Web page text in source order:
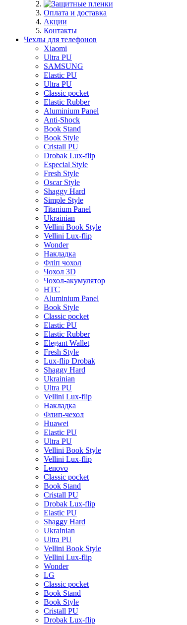
Оплата и доставка
Акции
Контакты
Чехлы для телефонов
Xiaomi
Ultra PU
SAMSUNG
Elastic PU
Ultra PU
Classic pocket
Elastic Rubber
Aluminium Panel
Anti-Shock
Book Stand
Book Style
Cristall PU
Drobak Lux-flip
Especial Style
Fresh Style
Oscar Style
Shaggy Hard
Simple Style
Titanium Panel
Ukrainian
Vellini Book Style
Vellini Lux-flip
Wonder
Накладка
Фліп чохол
Чохол 3D
Чохол-акумулятор
HTC
Aluminium Panel
Book Style
Classic pocket
Elastic PU
Elastic Rubber
Elegant Wallet
Fresh Style
Lux-flip Drobak
Shaggy Hard
Ukrainian
Ultra PU
Vellini Lux-flip
Накладка
Флип-чехол
Huawei
Elastic PU
Ultra PU
Vellini Book Style
Vellini Lux-flip
Lenovo
Classic pocket
Book Stand
Cristall PU
Drobak Lux-flip
Elastic PU
Shaggy Hard
Ukrainian
Ultra PU
Vellini Book Style
Vellini Lux-flip
Wonder
LG
Classic pocket
Book Stand
Book Style
Cristall PU
Drobak Lux-flip